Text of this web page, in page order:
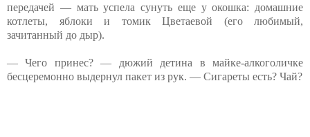
передачей — мать успела сунуть еще у окошка: домашние
котлеты, яблоки и томик Цветаевой (его любимый,
зачитанный до дыр).
— Чего принес? — дюжий детина в майке-алкоголичке
бесцеремонно выдернул пакет из рук. — Сигареты есть? Чай?